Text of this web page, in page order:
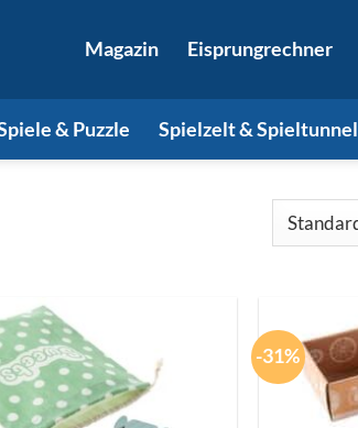
Magazin Eisprungrechner
& Puzzle Spielzelt & Spieltunnel
-31%